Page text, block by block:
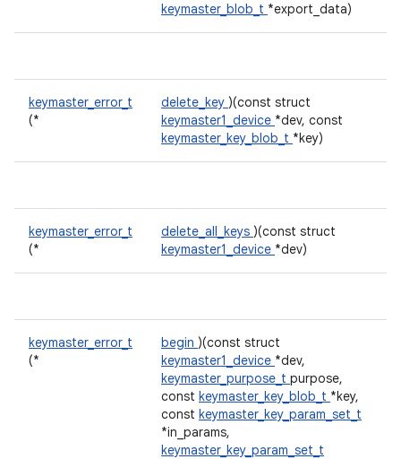
keymaster_blob_t *export_data)
keymaster_error_t
(*
delete_key )(const struct
keymaster1_device *dev, const
keymaster_key_blob_t *key)
keymaster_error_t
(*
delete_all_keys )(const struct
keymaster1_device *dev)
keymaster_error_t
(*
begin )(const struct
keymaster1_device *dev,
keymaster_purpose_t purpose,
const keymaster_key_blob_t *key,
const keymaster_key_param_set_t
*in_params,
keymaster_key_param_set_t